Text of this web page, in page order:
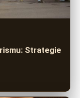
Strategie